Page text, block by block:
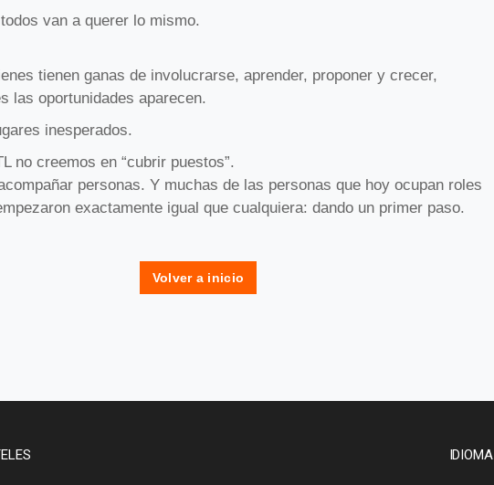
van a querer lo mismo.
tienen ganas de involucrarse, aprender, proponer y crecer,
las oportunidades aparecen.
inesperados.
no creemos en “cubrir puestos”.
personas. Y muchas de las personas que hoy ocupan roles
exactamente igual que cualquiera: dando un primer paso.
Volver a inicio
IDIOMA